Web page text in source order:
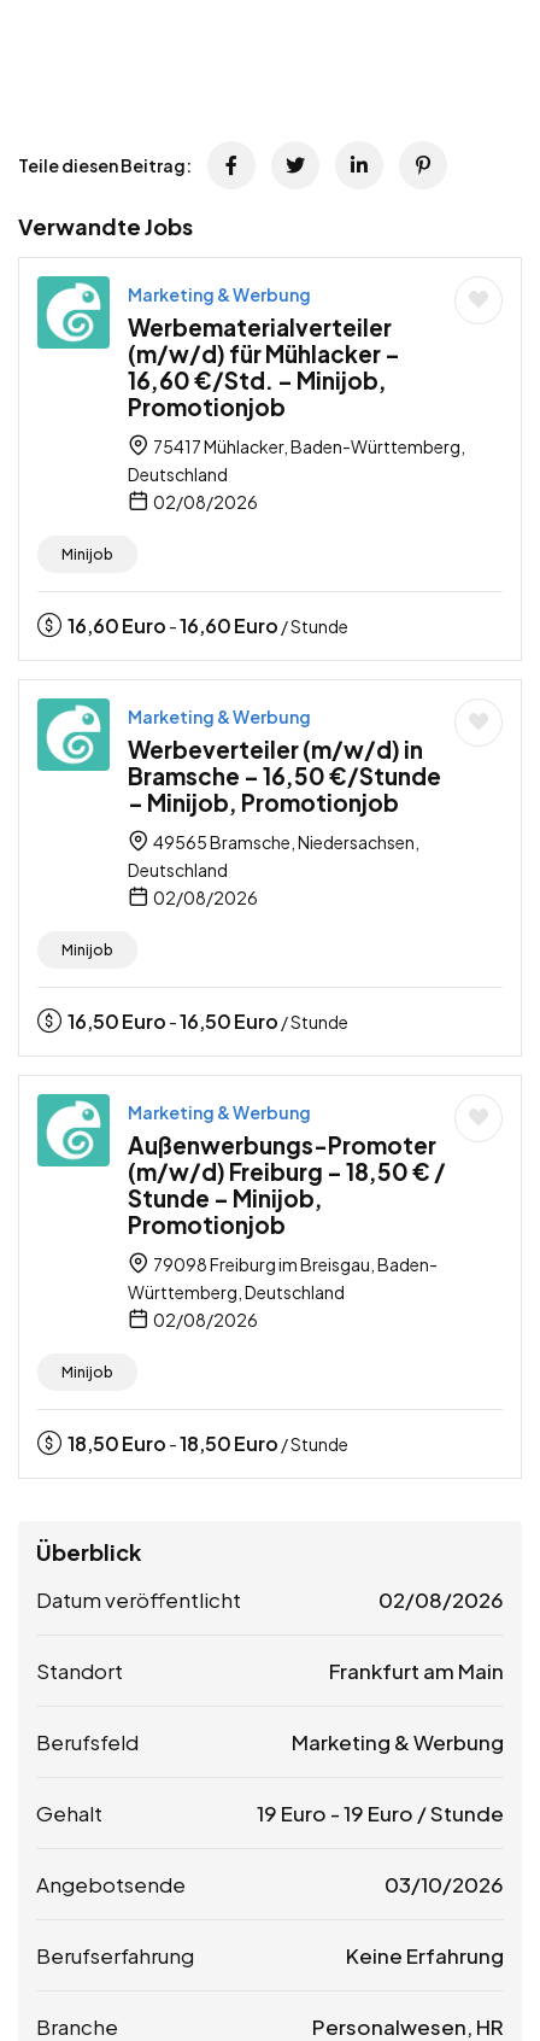
Teile diesen Beitrag:
Verwandte Jobs
Marketing & Werbung
Werbematerialverteiler
(m/w/d) für Mühlacker –
16,60 €/Std. – Minijob,
Promotionjob
75417 Mühlacker, Baden-Württemberg,
Deutschland
02/08/2026
Minijob
16,60Euro -16,60Euro / Stunde
Marketing & Werbung
Werbeverteiler (m/w/d) in
Bramsche – 16,50 €/Stunde
– Minijob, Promotionjob
49565 Bramsche, Niedersachsen,
Deutschland
02/08/2026
Minijob
16,50Euro -16,50Euro / Stunde
Marketing & Werbung
Außenwerbungs-Promoter
(m/w/d) Freiburg – 18,50 € /
Stunde – Minijob,
Promotionjob
79098 Freiburg im Breisgau, Baden-
Württemberg, Deutschland
02/08/2026
Minijob
18,50Euro -18,50Euro / Stunde
Überblick
Datum veröffentlicht 02/08/2026
Standort Frankfurt am Main
Berufsfeld Marketing & Werbung
Gehalt 19 Euro -19 Euro / Stunde
Angebotsende 03/10/2026
Berufserfahrung Keine Erfahrung
Branche Personalwesen, HR